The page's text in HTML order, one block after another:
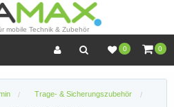
mobile Technik & Zubehör
0 0
Trage- & Sicherungszubehör